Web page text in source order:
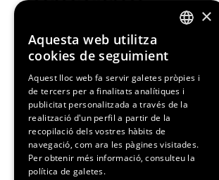
CATALAN
×
Aquesta web utilitza
cookies de seguimient
Aquest lloc web fa servir galetes pròpies i
de tercers per a finalitats analítiques i
publicitat personalitzada a través de la
realització d'un perfil a partir de la
recopilació dels vostres hàbits de
navegació, com ara les pàgines visitades.
Per obtenir més informació, consulteu la
política de galetes.